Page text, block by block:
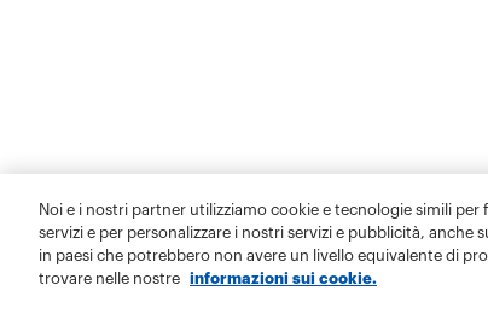
Noi e i nostri partner utilizziamo cookie e tecnologie simili
servizi e per personalizzare i nostri servizi e pubblicità, anche
in paesi che potrebbero non avere un livello equivalente di
trovare nelle nostre
informazioni sui cookie.